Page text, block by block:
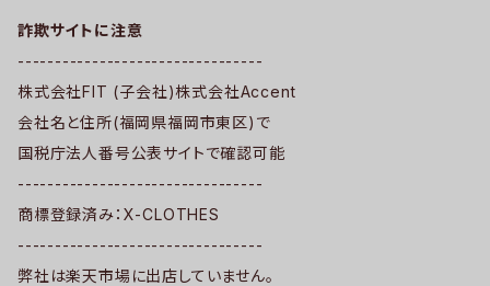
詐欺サイトに注意
---------------------------------
株式会社FIT (子会社)株式会社Accent
会社名と住所(福岡県福岡市東区)で
国税庁法人番号公表サイトで確認可能
---------------------------------
商標登録済み：X-CLOTHES
---------------------------------
弊社は楽天市場に出店していません。